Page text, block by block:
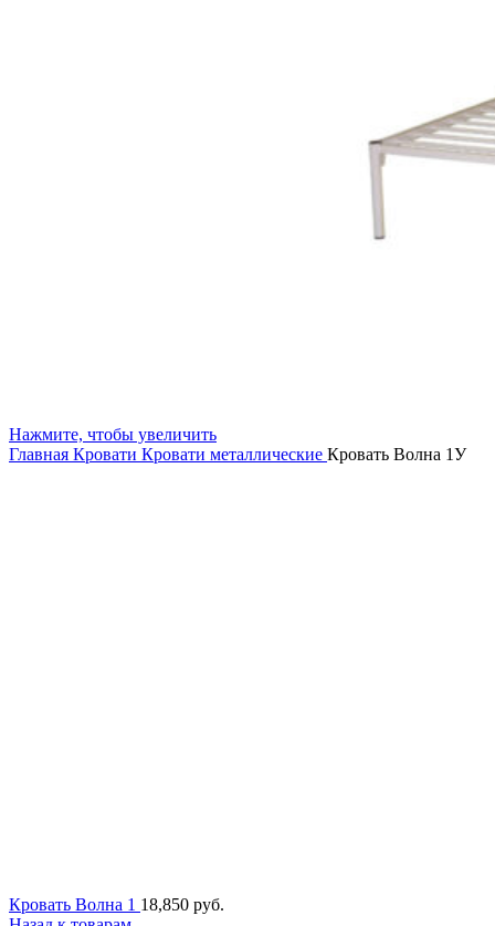
Нажмите, чтобы увеличить
Главная Кровати Кровати металлические Кровать Волна 1У
Кровать Волна 1 18,850 руб.